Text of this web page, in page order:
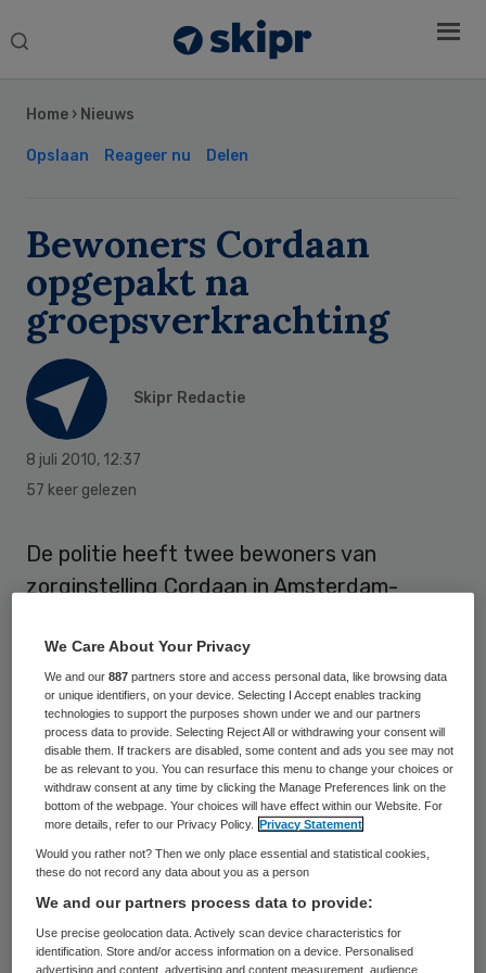
Search
Home › Nieuws
Opslaan Reageer nu Delen
Bewoners Cordaan
opgepakt na
groepsverkrachting
Skipr Redactie
8 juli 2010, 12:37
57 keer gelezen
De politie heeft twee bewoners van
zorginstelling Cordaan in Amsterdam-
woordvoerder van de instelling donderdag
bevestigd naar aanleiding van
berichtgeving in Het Parool.
Cordaan-bewoners
verstandelijk gehandicapten worden
volgens de zegsman vanCordaanverdacht
van seksuele handelingen met een
Sidebar
We Care About Your Privacy
We and our887 partners store and access personal data, like browsing data
or unique identifiers, on your device. Selecting I Accept enables tracking
technologies to support the purposes shown under we and our partners
process data to provide. Selecting Reject All or withdrawing your consent will
disable them. If trackers are disabled, some content and ads you see may not
be as relevant to you. You can resurface this menu to change your choices or
withdraw consent at any time by clicking the Manage Preferences link on the
bottom of the webpage. Your choices will have effect within our Website. For
more details, refer to our Privacy Policy.
Privacy Statement
Would you rather not? Then we only place essential and statistical cookies,
these do not record any data about you as a person
We and our partners process data to provide:
Use precise geolocation data. Actively scan device characteristics for
identification. Store and/or access information on a device. Personalised
advertising and content, advertising and content measurement, audience